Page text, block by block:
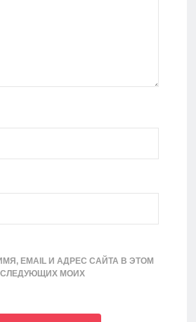
EMAIL И АДРЕС САЙТА В ЭТОМ
МОИХ